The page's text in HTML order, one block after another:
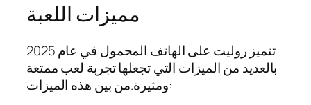
مميزات اللعبة
تتميز روليت على الهاتف المحمول في عام 2025
بالعديد من الميزات التي تجعلها تجربة لعب ممتعة
ومثيرة.من بين هذه الميزات: